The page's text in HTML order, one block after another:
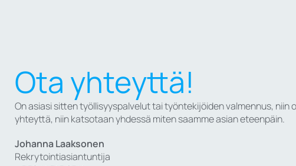
Ota yhteyttä!
On asiasi sitten työllisyyspalvelut tai työntekijöiden valmennus, niin
yhteyttä, niin katsotaan yhdessä miten saamme asian eteenpäin.
Johanna Laaksonen
Rekrytointiasiantuntija